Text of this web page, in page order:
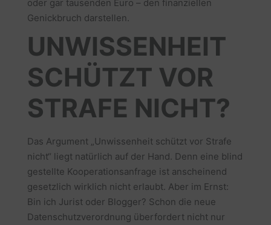
oder gar tausenden Euro – den finanziellen
Genickbruch darstellen.
UNWISSENHEIT
SCHÜTZT VOR
STRAFE NICHT?
Das Argument „Unwissenheit schützt vor Strafe
nicht“ liegt natürlich auf der Hand. Denn eine blind
gestellte Kooperationsanfrage ist anscheinend
gesetzlich wirklich nicht erlaubt. Aber im Ernst:
Bin ich Jurist oder Blogger? Schon die neue
Datenschutzverordnung überfordert nicht nur